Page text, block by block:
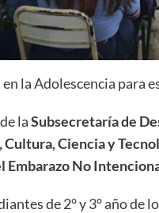
la Adolescencia para
de laSubsecretaría de
Ciencia y
Embarazo No
de 2° y 3° año de